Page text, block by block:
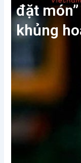
đặt
khủng